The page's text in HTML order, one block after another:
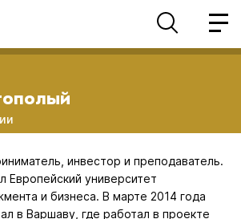
инвестор и преподаватель.
Европейский университет
и бизнеса. В марте 2014 года
в Варшаву, где работал в проекте